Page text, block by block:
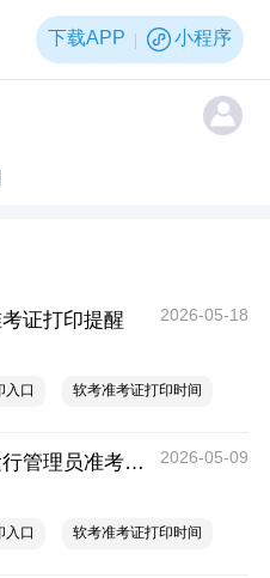
下载APP 小程序
证打印提醒 2026-05-18
入口 软考准考证打印时间
2026上半年软考信息系统运行管理员准考证打印时间入口及要求 2026-05-09
入口 软考准考证打印时间